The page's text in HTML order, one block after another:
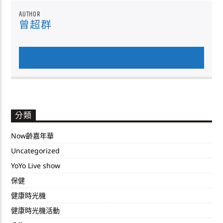
AUTHOR
曾超群
分類
Now齡嘉年華
Uncategorized
YoYo Live show
保健
健康時光機
健康時光機活動